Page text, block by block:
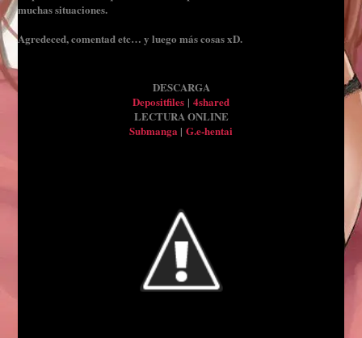
muchas situaciones.
Agredeced, comentad etc… y luego más cosas xD.
DESCARGA
Depositfiles | 4shared
LECTURA ONLINE
Submanga | G.e-hentai